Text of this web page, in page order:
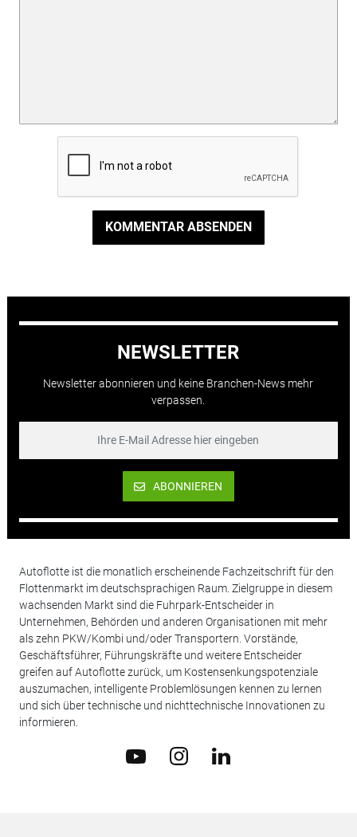
KOMMENTAR ABSENDEN
NEWSLETTER
Newsletter abonnieren und keine Branchen-News mehr
verpassen.
ABONNIEREN
Autoflotte ist die monatlich erscheinende Fachzeitschrift für den
Flottenmarkt im deutschsprachigen Raum. Zielgruppe in diesem
wachsenden Markt sind die Fuhrpark-Entscheider in
Unternehmen, Behörden und anderen Organisationen mit mehr
als zehn PKW/Kombi und/oder Transportern. Vorstände,
Geschäftsführer, Führungskräfte und weitere Entscheider
greifen auf Autoflotte zurück, um Kostensenkungspotenziale
auszumachen, intelligente Problemlösungen kennen zu lernen
und sich über technische und nichttechnische Innovationen zu
informieren.